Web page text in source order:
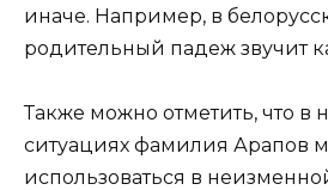
иначе. Например, в
родительный падеж звучит
Также можно отметить, что в
ситуациях фамилия Арапов
использоваться в